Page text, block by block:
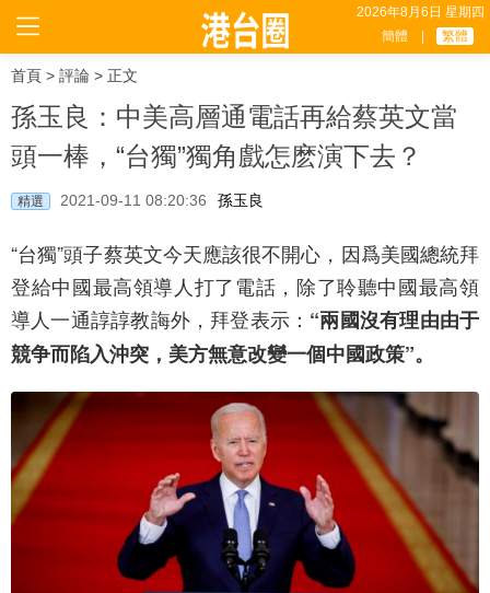
2026年8月6日 星期四
簡體
繁體
首頁 > 評論 > 正文
孫玉良：中美高層通電話再給蔡英文當
頭一棒，“台獨”獨角戲怎麽演下去？
精選 2021-09-11 08:20:36 孫玉良
“台獨”頭子蔡英文今天應該很不開心，因爲美國總統拜
登給中國最高領導人打了電話，除了聆聽中國最高領
導人一通諄諄教誨外，拜登表示： “兩國沒有理由由于
競争而陷入沖突，美方無意改變一個中國政策”。